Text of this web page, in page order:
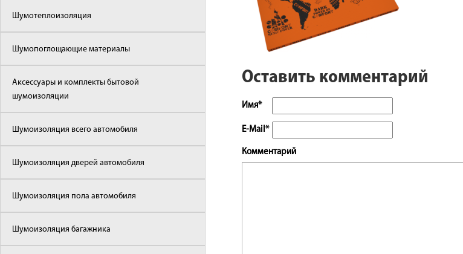
Шумотеплоизоляция
Шумопоглощающие материалы
Аксессуары и комплекты бытовой
шумоизоляции
Шумоизоляция всего автомобиля
Шумоизоляция дверей автомобиля
Шумоизоляция пола автомобиля
Шумоизоляция багажника
Оставить комментарий
Имя*
E-Mail*
Комментарий